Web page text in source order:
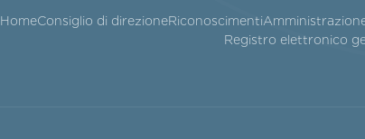
HomeConsiglio di direzioneRiconoscimenti
Registro elettronico